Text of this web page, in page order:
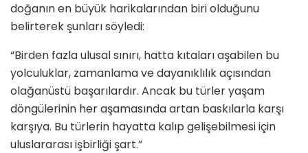
doğanın en büyük harikalarından biri olduğunu
belirterek şunları söyledi:
“Birden fazla ulusal sınırı, hatta kıtaları aşabilen bu
yolculuklar, zamanlama ve dayanıklılık açısından
olağanüstü başarılardır. Ancak bu türler yaşam
döngülerinin her aşamasında artan baskılarla karşı
karşıya. Bu türlerin hayatta kalıp gelişebilmesi için
uluslararası işbirliği şart.”